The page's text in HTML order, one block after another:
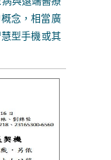
念，相當廣
型手機或其